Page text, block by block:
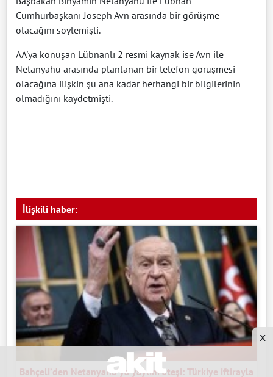
Cumhurbaşkanı Joseph Avn arasında bir görüşme
olacağını söylemişti.
AA'ya konuşan Lübnanlı 2 resmi kaynak ise Avn ile
Netanyahu arasında planlanan bir telefon görüşmesi
olacağına ilişkin şu ana kadar herhangi bir bilgilerinin
olmadığını kaydetmişti.
İlişkili haber:
Bahçeli’den Netanyahu’ya yaylım ateşi: Türkiye iftirayla
x